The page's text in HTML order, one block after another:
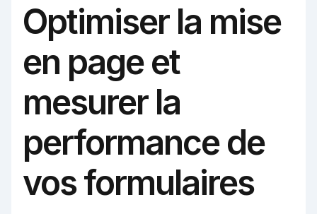
Optimiser la mise
en page et
mesurer la
performance de
vos formulaires